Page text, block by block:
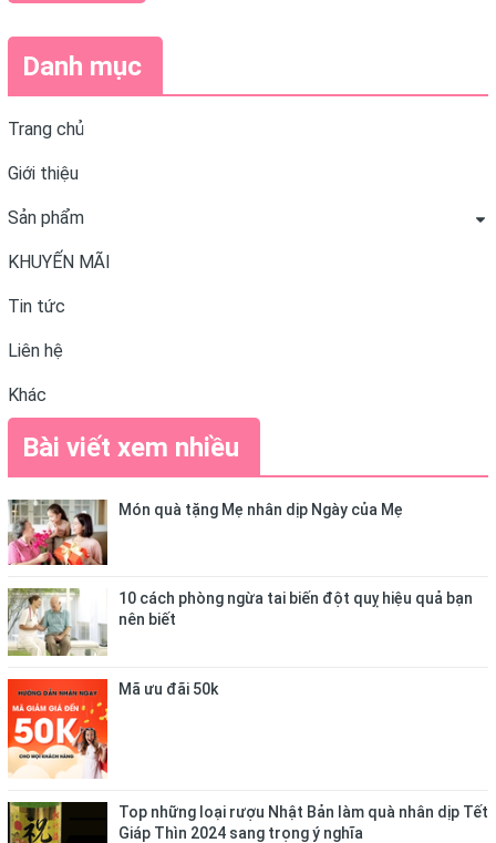
Danh mục
Trang chủ
Giới thiệu
Sản phẩm
KHUYẾN MÃI
Tin tức
Liên hệ
Khác
Bài viết xem nhiều
Món quà tặng Mẹ nhân dịp Ngày của Mẹ
10 cách phòng ngừa tai biến đột quỵ hiệu quả bạn
nên biết
Mã ưu đãi 50k
Top những loại rượu Nhật Bản làm quà nhân dịp Tết
Giáp Thìn 2024 sang trọng ý nghĩa